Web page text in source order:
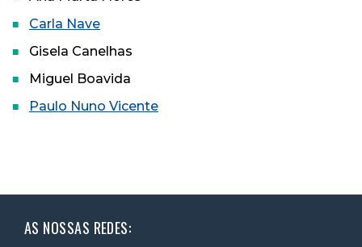
Carla Nave
Gisela Canelhas
Miguel Boavida
Paulo Nuno Vicente
AS NOSSAS REDES: